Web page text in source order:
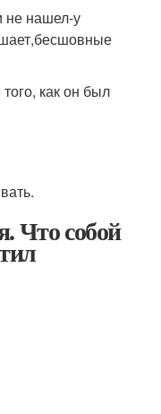
не нашел-у
как он был
Что собой